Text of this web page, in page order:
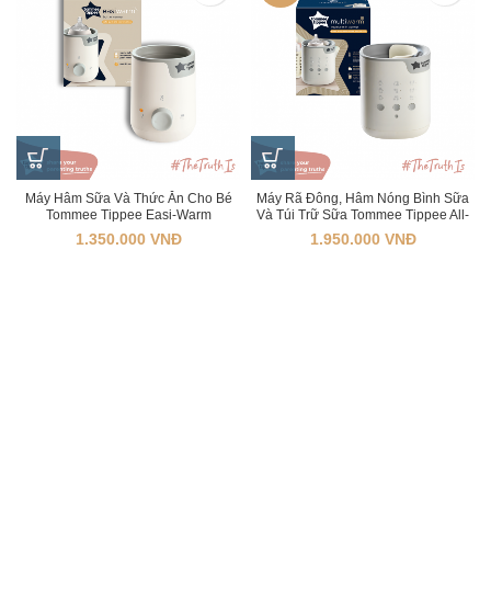
Máy Hâm Sữa Và Thức Ăn Cho Bé
Tommee Tippee Easi-Warm
1.350.000 VNĐ
Máy Rã Đông, Hâm Nóng Bình Sữa
Và Túi Trữ Sữa Tommee Tippee All-
In-One
1.950.000 VNĐ